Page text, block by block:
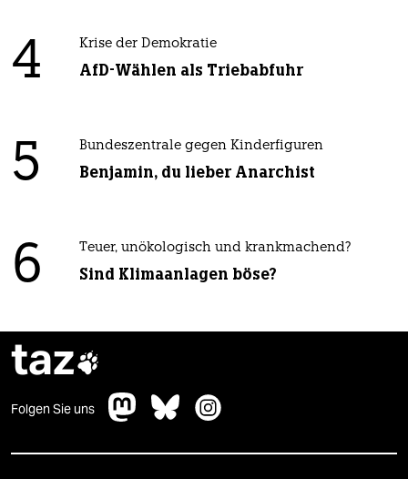
4 Krise der Demokratie
AfD-Wählen als Triebabfuhr
5 Bundeszentrale gegen Kinderfiguren
Benjamin, du lieber Anarchist
6 Teuer, unökologisch und krankmachend?
Sind Klimaanlagen böse?
taz
Folgen Sie uns